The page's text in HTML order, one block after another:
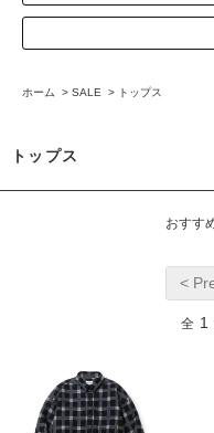
ホーム > SALE > トップス
トップス
おすす
<
全 1